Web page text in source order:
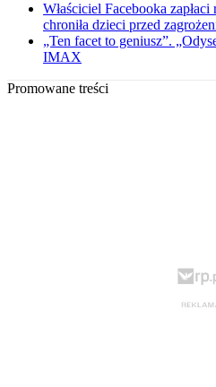
Właściciel Facebooka
chroniła dzieci przed
„Ten facet to geniusz”.
IMAX
Promowane treści